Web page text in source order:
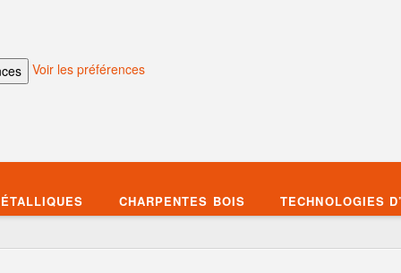
Voir les préférences
CHARPENTES BOIS TECHNOLOGIES